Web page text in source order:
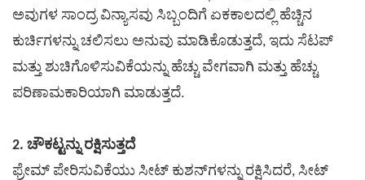
ಅವುಗಳ ಸಾಂದ್ರ ವಿನ್ಯಾಸವು ಸಿಬ್ಬಂದಿಗೆ ಏಕಕಾಲದಲ್ಲಿ ಹೆಚ್ಚಿನ
ಕುರ್ಚಿಗಳನ್ನು ಚಲಿಸಲು ಅನುವು ಮಾಡಿಕೊಡುತ್ತದೆ, ಇದು ಸೆಟಪ್
ಮತ್ತು ಶುಚಿಗೊಳಿಸುವಿಕೆಯನ್ನು ಹೆಚ್ಚು ವೇಗವಾಗಿ ಮತ್ತು ಹೆಚ್ಚು
ಪರಿಣಾಮಕಾರಿಯಾಗಿ ಮಾಡುತ್ತದೆ.
2. ಚೌಕಟ್ಟನ್ನು ರಕ್ಷಿಸುತ್ತದೆ
ಫ್ರೇಮ್ ಪೇರಿಸುವಿಕೆಯು ಸೀಟ್ ಕುಶನ್‌ಗಳನ್ನು ರಕ್ಷಿಸಿದರೆ, ಸೀಟ್